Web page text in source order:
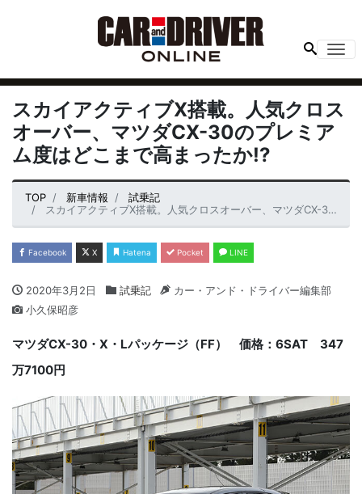
スカイアクティブX搭載。人気クロス
オーバー、マツダCX-30のプレミア
ム度はどこまで高まったか!?
TOP 新車情報
試乗記
スカイアクティブX搭載。人気クロスオーバー、マツダCX-30のプレミアム度はどこまで高まったか!?
Facebook X Hatena Pocket LINE
2020年3月2日 試乗記
カー・アンド・ドライバー編集部
小久保昭彦
マツダCX-30・X・Lパッケージ（FF） 価格：6SAT 347
万7100円